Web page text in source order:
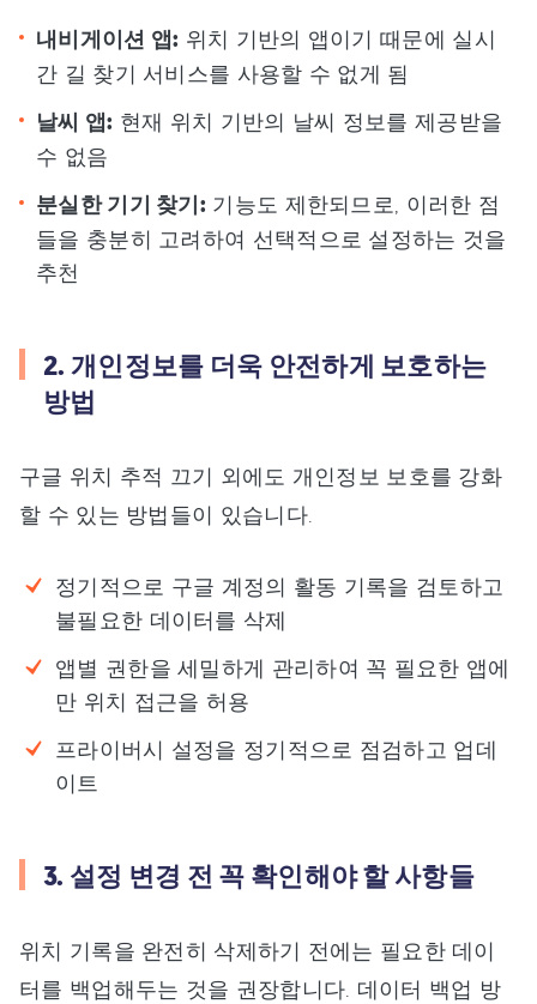
내비게이션 앱: 위치 기반의 앱이기 때문에 실시
간 길 찾기 서비스를 사용할 수 없게 됨
날씨 앱: 현재 위치 기반의 날씨 정보를 제공받을
수 없음
분실한 기기 찾기: 기능도 제한되므로, 이러한 점
들을 충분히 고려하여 선택적으로 설정하는 것을
추천
2. 개인정보를 더욱 안전하게 보호하는
방법
구글 위치 추적 끄기 외에도 개인정보 보호를 강화
할 수 있는 방법들이 있습니다.
정기적으로 구글 계정의 활동 기록을 검토하고
불필요한 데이터를 삭제
앱별 권한을 세밀하게 관리하여 꼭 필요한 앱에
만 위치 접근을 허용
프라이버시 설정을 정기적으로 점검하고 업데
이트
3. 설정 변경 전 꼭 확인해야 할 사항들
위치 기록을 완전히 삭제하기 전에는 필요한 데이
터를 백업해두는 것을 권장합니다. 데이터 백업 방